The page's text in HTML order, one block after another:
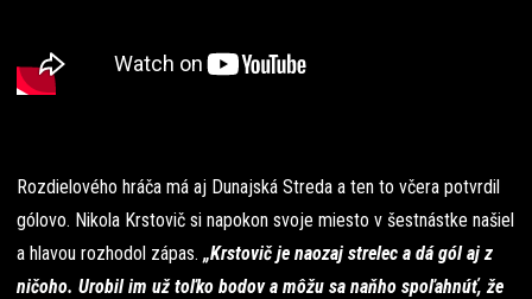
Rozdielového hráča má aj Dunajská Streda a ten to včera potvrdil
gólovo. Nikola Krstovič si napokon svoje miesto v šestnástke našiel
a hlavou rozhodol zápas. „Krstovič je naozaj strelec a dá gól aj z
ničoho. Urobil im už toľko bodov a môžu sa naňho spoľahnúť, že